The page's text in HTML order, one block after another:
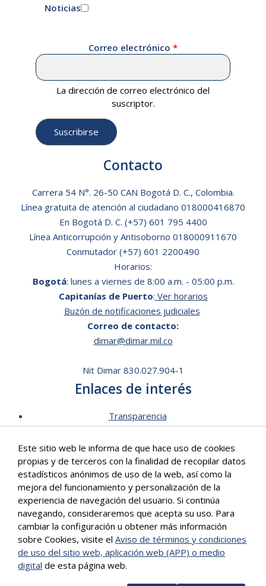
Noticias
Correo electrónico
La dirección de correo electrónico del
suscriptor.
Contacto
Carrera 54 N°. 26-50 CAN Bogotá D. C., Colombia.
Línea gratuita de atención al ciudadano 018000416870
En Bogotá D. C. (+57) 601 795 4400
Línea Anticorrupción y Antisoborno 018000911670
Conmutador (+57) 601 2200490
Horarios:
Bogotá: lunes a viernes de 8:00 a.m. - 05:00 p.m.
Capitanías de Puerto: Ver horarios
Buzón de notificaciones judiciales
Correo de contacto:
dimar@dimar.mil.co
Nit Dimar 830.027.904-1
Enlaces de interés
Transparencia
Mecanismos de contacto
Software para personas en situación de discapacidad
Signos en Red
Intranet de Dimar
Correo Institucional
Políticas
Mapa del sitio
Este sitio web le informa de que hace uso de cookies
propias y de terceros con la finalidad de recopilar datos
estadísticos anónimos de uso de la web, así como la
mejora del funcionamiento y personalización de la
experiencia de navegación del usuario. Si continúa
navegando, consideraremos que acepta su uso. Para
cambiar la configuración u obtener más información
sobre Cookies, visite elAviso de términos y condiciones
de uso del sitio web, aplicación web (APP) o medio
digital de esta página web.